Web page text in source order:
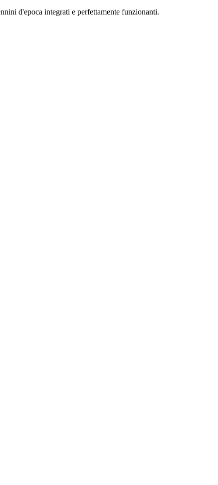
d'epoca integrati e perfettamente funzionanti.